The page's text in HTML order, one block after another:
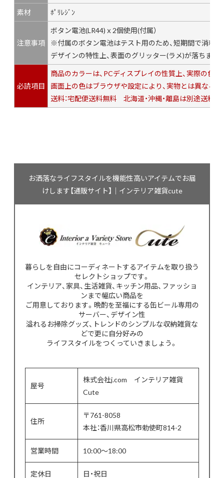
素材
ﾎﾟﾘﾚｼﾞﾝ
注意事項
ボタン電池(LR44)ｘ2個使用(付属）
※付属のボタン電池はテスト用のため、短期間で消耗
デザインの特性上、表面のグリッター(ラメ)が落ちます
必読項目
商品のカラーは、PCディスプレイの性質上、実際の色
画面上の色はブラウザや設定により、実物とは異なる
送料：宅配便送料無料 北海道・沖縄・離島は別途送料
お洒落なライフスタイルを機能性高いアイテムでお届
けします【通販サイト】｜インテリア雑貨cute
暮らしを自由にコーディネートするアイテムを取り扱う
セレクトショップです。
インテリア、家具、生活雑貨、キッチン用品、ファッショ
ンまで幅広い商品を
ご用意しております。晩酌を至福にする缶ビール専用の
サーバー、デザイン性
溢れるお掃除グッズ、トレンドのシンプルな収納雑貨な
どで更に自分好みの
ライフスタイルをつくっていきましょう。
屋号
株式会社j.com インテリア雑貨
Cute
住所
〒761-8058
本社：香川県高松市勅使町814-2
営業時間 10:00〜18:00
定休日 日・祝日